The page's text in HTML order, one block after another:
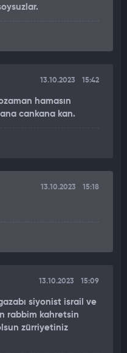
13.10.2023 15:42
hamasın
cankana kan.
13.10.2023 15:18
13.10.2023 15:09
siyonist israil ve
rabbim kahretsin
zürriyetiniz